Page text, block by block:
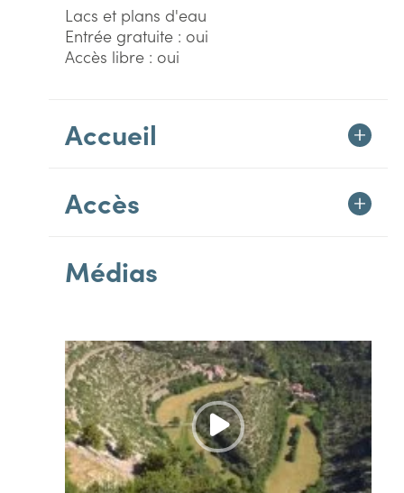
Lacs et plans d'eau
Entrée gratuite : oui
Accès libre : oui
Accueil
Accès
Médias